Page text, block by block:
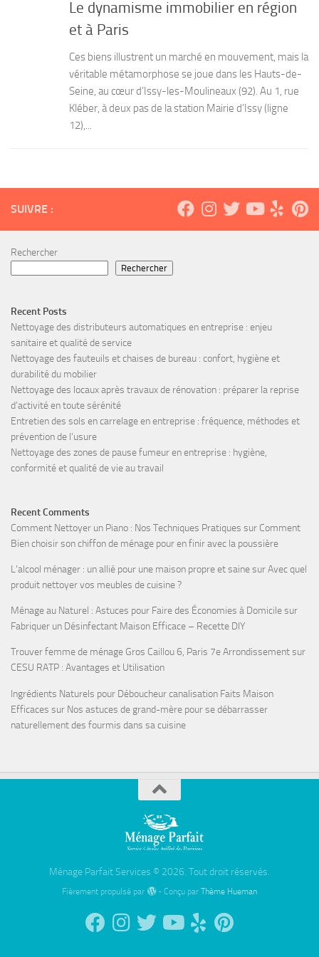
Le dynamisme immobilier en région
et à Paris
Ces biens illustrent un marché en mouvement, mais la
véritable métamorphose se joue dans les Hauts-de-
Seine, au cœur d’Issy-les-Moulineaux (92). Au 1, rue
Kléber, à deux pas de la station Mairie d’Issy (ligne
12),...
SUIVRE :
Rechercher
Rechercher
Recent Posts
Nettoyage des distributeurs automatiques en entreprise : enjeu
sanitaire et qualité de service
Nettoyage des fauteuils et chaises de bureau : confort, hygiène et
durabilité du mobilier
Nettoyage des locaux après travaux de rénovation : préparer la reprise
d’activité en toute sérénité
Entretien des sols en carrelage en entreprise : fréquence, méthodes et
prévention de l’usure
Nettoyage des zones de pause fumeur en entreprise : hygiène,
conformité et qualité de vie au travail
Recent Comments
Comment Nettoyer un Piano : Nos Techniques Pratiques sur Comment
Bien choisir son chiffon de ménage pour en finir avec la poussière
L'alcool ménager : un allié pour une maison propre et sainesurAvec quel
produit nettoyer vos meubles de cuisine ?
Ménage au Naturel : Astuces pour Faire des Économies à Domicilesur
Fabriquer un Désinfectant Maison Efficace – Recette DIY
Trouver femme de ménage Gros Caillou 6, Paris 7e Arrondissementsur
CESU RATP : Avantages et Utilisation
Ingrédients Naturels pour Déboucheur canalisation Faits Maison
Efficaces sur Nos astuces de grand-mère pour se débarrasser
naturellement des fourmis dans sa cuisine
Ménage Parfait Services © 2026. Tout droit réservés.
Fièrement propulsé par - Conçu par Thème Hueman